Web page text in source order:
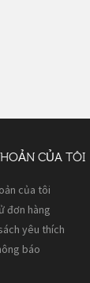
CỦA TÔI
của tôi
đơn hàng
yêu thích
báo